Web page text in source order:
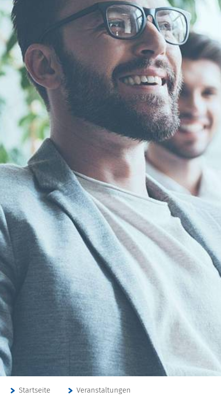
Startseite
Veranstaltungen